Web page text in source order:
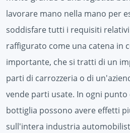
lavorare mano nella mano per
soddisfare tutti i requisiti
raffigurato come una catena in
importante, che si tratti di un
parti di carrozzeria o di
vende parti usate. In ogni punto
bottiglia possono avere effetti
sull'intera industria